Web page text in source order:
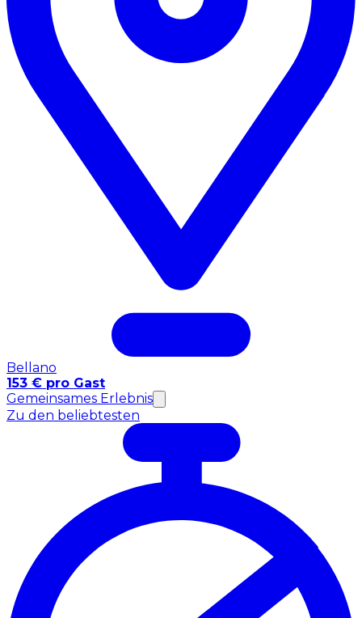
Bellano
153 € pro Gast
Gemeinsames Erlebnis
Zu den beliebtesten